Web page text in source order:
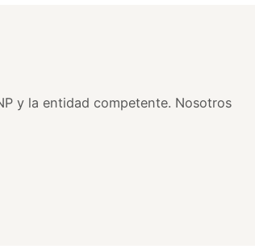
y la entidad competente. Nosotros